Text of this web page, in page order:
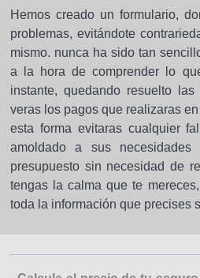
Hemos creado un formulario,
problemas, evitándote
mismo. nunca ha sido tan
a la hora de comprender lo
instante, quedando resuelto
veras los pagos que realizaras
esta forma evitaras cualquier
amoldado a sus
presupuesto sin necesidad de
tengas la calma que te
toda la información que precises